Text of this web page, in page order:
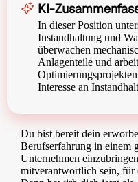
KI-
In dieser Position
Instandhaltung und
überwachen
Anlagenteile und
Interesse an
Du bist bereit dein
Berufserfahrung in einem
Unternehmen
mitverantwortlich sein, für